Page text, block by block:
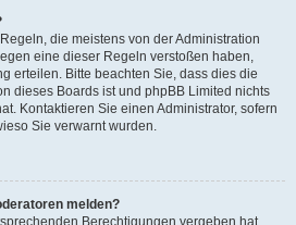
die meistens von der Administration
eine dieser Regeln verstoßen haben,
erteilen. Bitte beachten Sie, dass dies die
dieses Boards ist und phpBB Limited nichts
Kontaktieren Sie einen Administrator, sofern
Sie verwarnt wurden.
melden?
Berechtigungen vergeben hat,